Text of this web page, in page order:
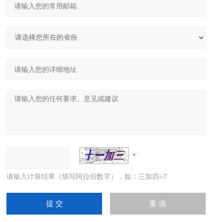
请输入计算结果（填写阿拉伯数字），如：三加四=7